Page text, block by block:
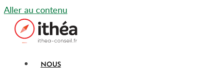
Aller au contenu
NOUS